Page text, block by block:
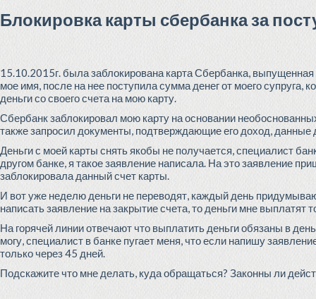
Блокировка карты сбербанка за
15.10.2015г. была заблокирована карта Сбербанка,
мое имя, после на нее поступила сумма денег от моего
деньги со своего счета на мою карту.
Сбербанк заблокировал мою карту на основании
также запросил документы, подтверждающие его доход,
Деньги с моей карты снять якобы не получается, специалист
другом банке, я такое заявление написала. На это заявление
заблокировала данный счет карты.
И вот уже неделю деньги не переводят, каждый день
написать заявление на закрытие счета, то деньги мне выплатят
На горячей линии отвечают что выплатить деньги обязаны в
могу, специалист в банке пугает меня, что если напишу
только через 45 дней.
Подскажите что мне делать, куда обращаться? Законны ли